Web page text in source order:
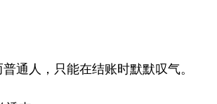
普通人，只能在结账时默默叹气。